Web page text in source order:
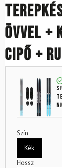
övvel +
cipő +
Szín
Kék
Hossz